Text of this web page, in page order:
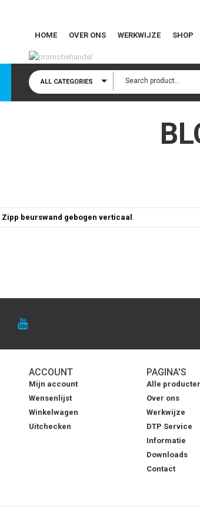
HOME OVER ONS WERKWIJZE SHOP
ALL CATEGORIES
Zipp beurswand gebogen verticaal
ACCOUNT
Mijn account
Wensenlijst
Winkelwagen
Uitchecken
PAGINA'S
Alle
Over ons
Werkwijze
DTP Service
Informatie
Downloads
Contact